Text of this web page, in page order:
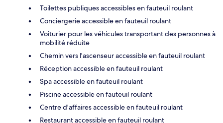
Toilettes publiques accessibles en fauteuil roulant
Conciergerie accessible en fauteuil roulant
Voiturier pour les véhicules transportant des personnes à
mobilité réduite
Chemin vers l'ascenseur accessible en fauteuil roulant
Réception accessible en fauteuil roulant
Spa accessible en fauteuil roulant
Piscine accessible en fauteuil roulant
Centre d'affaires accessible en fauteuil roulant
Restaurant accessible en fauteuil roulant